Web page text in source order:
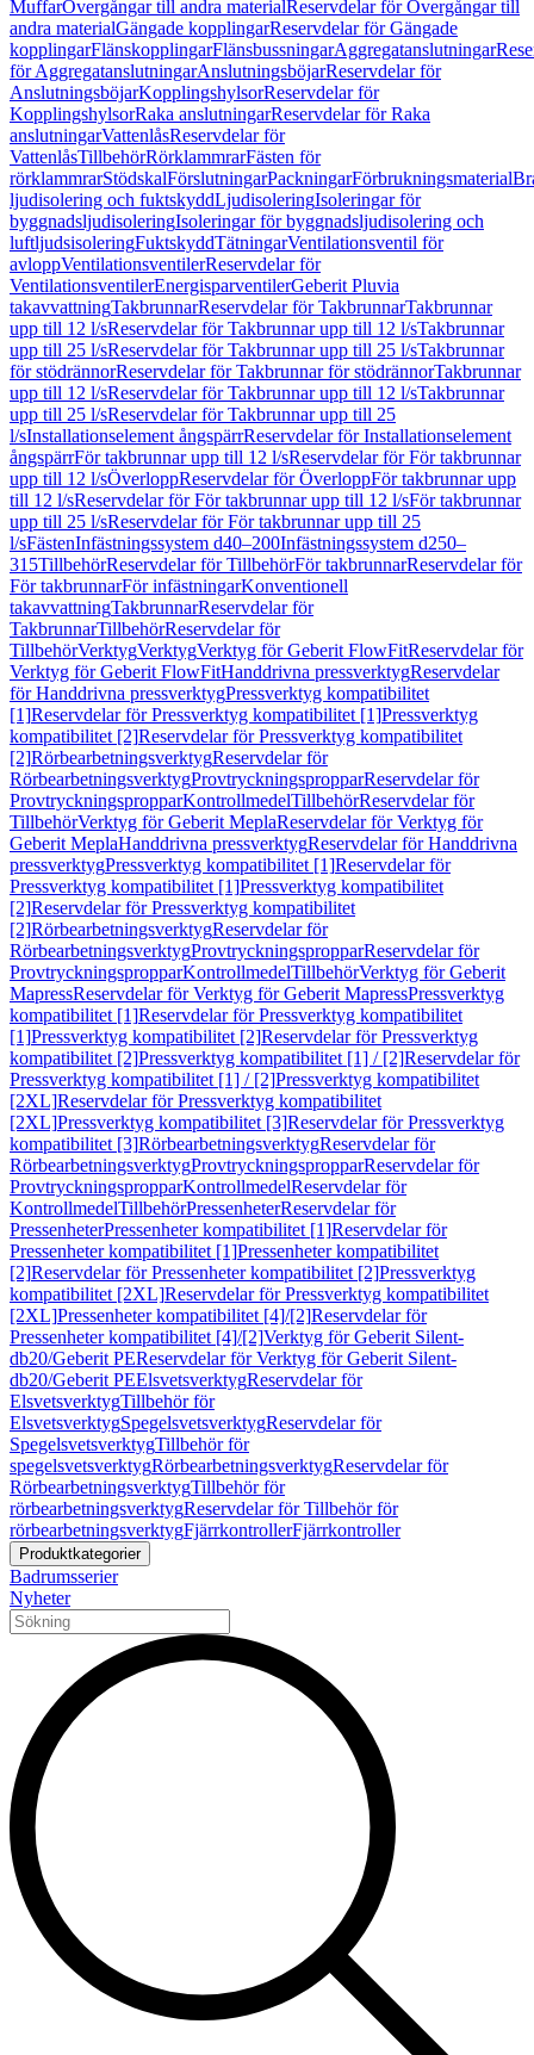
MuffarÖvergångar till andra materialReservdelar för Övergångar till
andra materialGängade kopplingarReservdelar för Gängade
kopplingarFlänskopplingarFlänsbussningarAggregatanslutningar
för AggregatanslutningarAnslutningsböjarReservdelar för
AnslutningsböjarKopplingshylsorReservdelar för
KopplingshylsorRaka anslutningarReservdelar för Raka
anslutningarVattenlåsReservdelar för
VattenlåsTillbehörRörklammrarFästen för
rörklammrarStödskalFörslutningarPackningarFörbrukningsmaterial
ljudisolering och fuktskyddLjudisoleringIsoleringar för
byggnadsljudisoleringIsoleringar för byggnadsljudisolering och
luftljudsisoleringFuktskyddTätningarVentilationsventil för
avloppVentilationsventilerReservdelar för
VentilationsventilerEnergisparventilerGeberit Pluvia
takavvattningTakbrunnarReservdelar för TakbrunnarTakbrunnar
upp till 12 l/sReservdelar för Takbrunnar upp till 12 l/sTakbrunnar
upp till 25 l/sReservdelar för Takbrunnar upp till 25 l/sTakbrunnar
för stödrännorReservdelar för Takbrunnar för stödrännorTakbrunnar
upp till 12 l/sReservdelar för Takbrunnar upp till 12 l/sTakbrunnar
upp till 25 l/sReservdelar för Takbrunnar upp till 25
l/sInstallationselement ångspärrReservdelar för Installationselement
ångspärrFör takbrunnar upp till 12 l/sReservdelar för För takbrunnar
upp till 12 l/sÖverloppReservdelar för ÖverloppFör takbrunnar upp
till 12 l/sReservdelar för För takbrunnar upp till 12 l/sFör takbrunnar
upp till 25 l/sReservdelar för För takbrunnar upp till 25
l/sFästenInfästningssystem d40–200Infästningssystem d250–
315TillbehörReservdelar för TillbehörFör takbrunnarReservdelar för
För takbrunnarFör infästningarKonventionell
takavvattningTakbrunnarReservdelar för
TakbrunnarTillbehörReservdelar för
TillbehörVerktygVerktygVerktyg för Geberit FlowFitReservdelar för
Verktyg för Geberit FlowFitHanddrivna pressverktygReservdelar
för Handdrivna pressverktygPressverktyg kompatibilitet
[1]Reservdelar för Pressverktyg kompatibilitet [1]Pressverktyg
kompatibilitet [2]Reservdelar för Pressverktyg kompatibilitet
[2]RörbearbetningsverktygReservdelar för
RörbearbetningsverktygProvtryckningspropparReservdelar för
ProvtryckningspropparKontrollmedelTillbehörReservdelar för
TillbehörVerktyg för Geberit MeplaReservdelar för Verktyg för
Geberit MeplaHanddrivna pressverktygReservdelar för Handdrivna
pressverktygPressverktyg kompatibilitet [1]Reservdelar för
Pressverktyg kompatibilitet [1]Pressverktyg kompatibilitet
[2]Reservdelar för Pressverktyg kompatibilitet
[2]RörbearbetningsverktygReservdelar för
RörbearbetningsverktygProvtryckningspropparReservdelar för
ProvtryckningspropparKontrollmedelTillbehörVerktyg för Geberit
MapressReservdelar för Verktyg för Geberit MapressPressverktyg
kompatibilitet [1]Reservdelar för Pressverktyg kompatibilitet
[1]Pressverktyg kompatibilitet [2]Reservdelar för Pressverktyg
kompatibilitet [2]Pressverktyg kompatibilitet [1] / [2]Reservdelar för
Pressverktyg kompatibilitet [1] / [2]Pressverktyg kompatibilitet
[2XL]Reservdelar för Pressverktyg kompatibilitet
[2XL]Pressverktyg kompatibilitet [3]Reservdelar för Pressverktyg
kompatibilitet [3]RörbearbetningsverktygReservdelar för
RörbearbetningsverktygProvtryckningspropparReservdelar för
ProvtryckningspropparKontrollmedelReservdelar för
KontrollmedelTillbehörPressenheterReservdelar för
PressenheterPressenheter kompatibilitet [1]Reservdelar för
Pressenheter kompatibilitet [1]Pressenheter kompatibilitet
[2]Reservdelar för Pressenheter kompatibilitet [2]Pressverktyg
kompatibilitet [2XL]Reservdelar för Pressverktyg kompatibilitet
[2XL]Pressenheter kompatibilitet [4]/[2]Reservdelar för
Pressenheter kompatibilitet [4]/[2]Verktyg för Geberit Silent-
db20/Geberit PEReservdelar för Verktyg för Geberit Silent-
db20/Geberit PEElsvetsverktygReservdelar för
ElsvetsverktygTillbehör för
ElsvetsverktygSpegelsvetsverktygReservdelar för
SpegelsvetsverktygTillbehör för
spegelsvetsverktygRörbearbetningsverktygReservdelar för
RörbearbetningsverktygTillbehör för
rörbearbetningsverktygReservdelar för Tillbehör för
rörbearbetningsverktygFjärrkontrollerFjärrkontroller
Produktkategorier
Badrumsserier
Nyheter